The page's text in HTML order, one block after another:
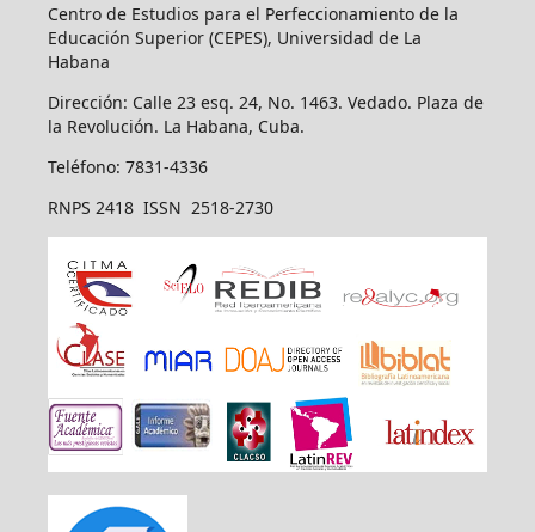
Centro de Estudios para el Perfeccionamiento de la
Educación Superior (CEPES), Universidad de La
Habana
Dirección: Calle 23 esq. 24, No. 1463. Vedado. Plaza de
la Revolución. La Habana, Cuba.
Teléfono: 7831-4336
RNPS 2418 ISSN 2518-2730